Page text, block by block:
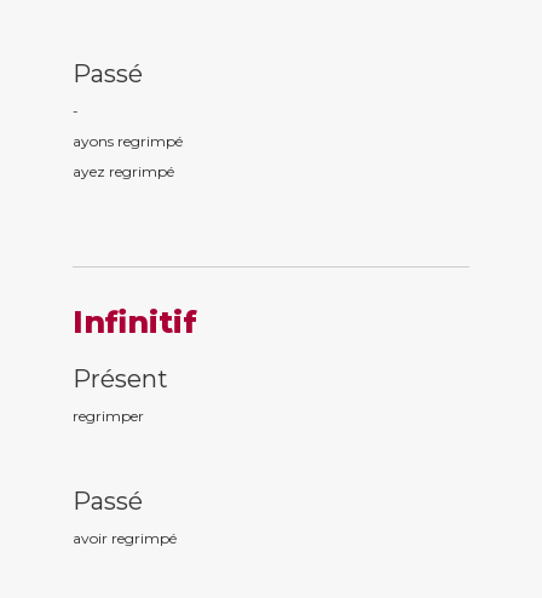
Passé
-
ayons regrimpé
ayez regrimpé
Infinitif
Présent
regrimper
Passé
avoir regrimpé